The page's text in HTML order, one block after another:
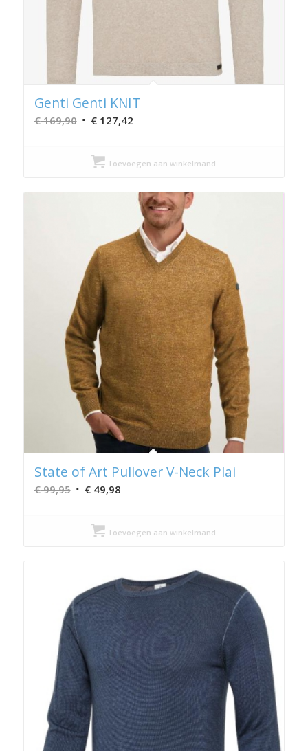
Genti Genti KNIT
€169,90 Oorspronkelijke
was:
€ 169,90.
€127,42Huidige
€ 127,42.
Toevoegen aan winkelmand
State of Art Pullover V-Neck Plai
€99,95 Oorspronkelijke
was:
€ 99,95.
€49,98Huidige
€ 49,98.
Toevoegen aan winkelmand